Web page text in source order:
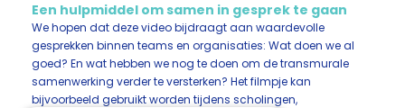
Een hulpmiddel om samen in gesprek te gaan
We hopen dat deze video bijdraagt aan waardevolle
gesprekken binnen teams en organisaties: Wat doen we al
goed? En wat hebben we nog te doen om de transmurale
samenwerking verder te versterken? Het filmpje kan
bijvoorbeeld gebruikt worden tijdens scholingen,